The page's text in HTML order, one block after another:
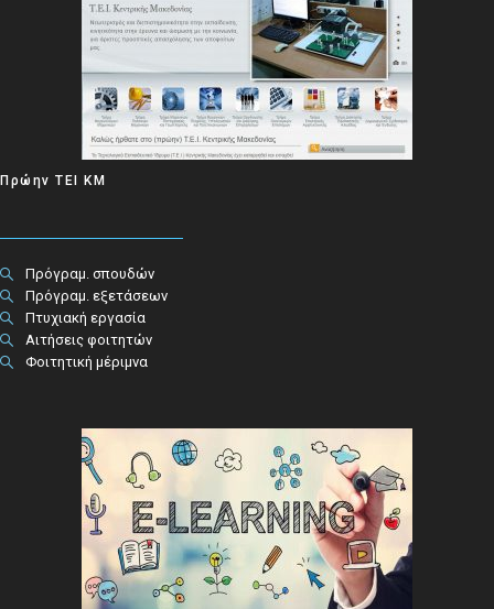
Πρώην ΤΕΙ ΚΜ
Πρόγραμ. σπουδών
Πρόγραμ. εξετάσεων
Πτυχιακή εργασία
Αιτήσεις φοιτητών
Φοιτητική μέριμνα